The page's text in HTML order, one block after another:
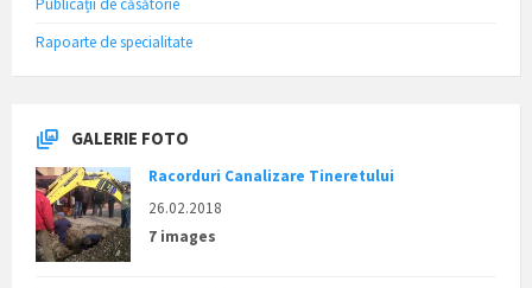
Publicații de căsătorie
Rapoarte de specialitate
GALERIE FOTO
Racorduri Canalizare Tineretului
26.02.2018
7 images